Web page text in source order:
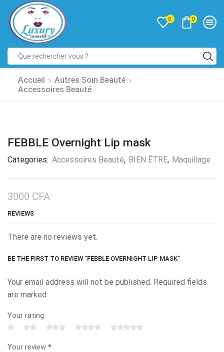
0 0
Accueil
Autres Soin Beauté
Accessoires Beauté
FEBBLE Overnight Lip mask
Categories: Accessoires Beauté, BIEN ÊTRE, Maquillage
3000 CFA
REVIEWS
There are no reviews yet.
BE THE FIRST TO REVIEW “FEBBLE OVERNIGHT LIP MASK”
Your email address will not be published. Required fields
are marked
Your rating
Your review *